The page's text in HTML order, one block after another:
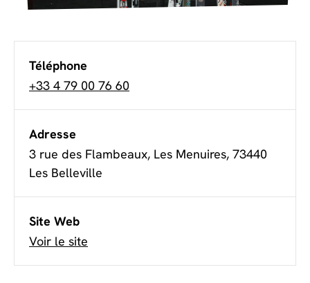
Téléphone
+33 4 79 00 76 60
Adresse
3 rue des Flambeaux, Les Menuires, 73440
Les Belleville
Site Web
Voir le site